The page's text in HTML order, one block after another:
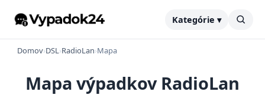
Kategórie ▾
Domov›DSL›RadioLan›Mapa
Mapa výpadkov RadioLan